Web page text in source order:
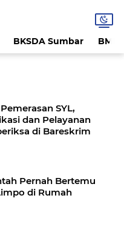
BKSDA Sumbar
SYL,
dan Pelayanan
di Bareskrim
Pernah Bertemu
di Rumah